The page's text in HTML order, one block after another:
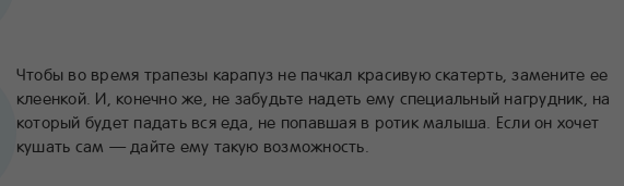
Чтобы во время трапезы карапуз не пачкал красивую скатерть, замените ее
клеенкой. И, конечно же, не забудьте надеть ему специальный нагрудник, на
который будет падать вся еда, не попавшая в ротик малыша. Если он хочет
кушать сам — дайте ему такую возможность.